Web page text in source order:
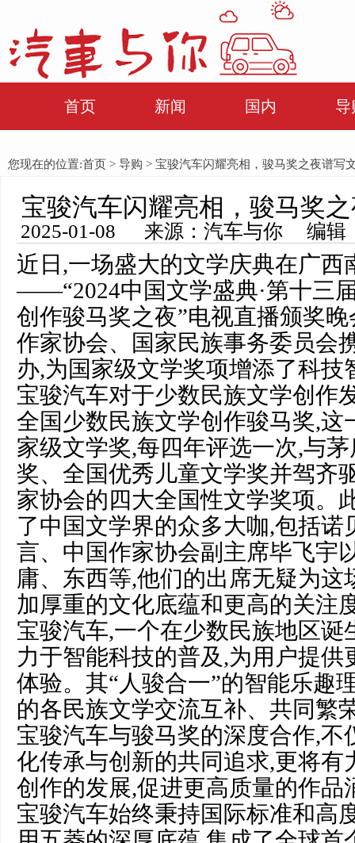
首页 新闻 国内 导
您现在的位置:首页 > 导购 > 宝骏汽车闪耀亮相，骏马奖之夜谱写
宝骏汽车闪耀亮相，骏马奖
2025-01-08 来源：汽车与你 编辑
近日,一场盛大的文学庆典在广西
——“2024中国文学盛典·第十三
创作骏马奖之夜”电视直播颁奖
作家协会、国家民族事务委员会
办,为国家级文学奖项增添了科技
宝骏汽车对于少数民族文学创作
全国少数民族文学创作骏马奖,这
家级文学奖,每四年评选一次,与
奖、全国优秀儿童文学奖并驾齐
家协会的四大全国性文学奖项。
了中国文学界的众多大咖,包括诺
言、中国作家协会副主席毕飞宇
庸、东西等,他们的出席无疑为这
加厚重的文化底蕴和更高的关注
宝骏汽车,一个在少数民族地区诞
力于智能科技的普及,为用户提供
体验。其“人骏合一”的智能乐趣
的各民族文学交流互补、共同繁
宝骏汽车与骏马奖的深度合作,不
化传承与创新的共同追求,更将有
创作的发展,促进更高质量的作品
宝骏汽车始终秉持国际标准和高